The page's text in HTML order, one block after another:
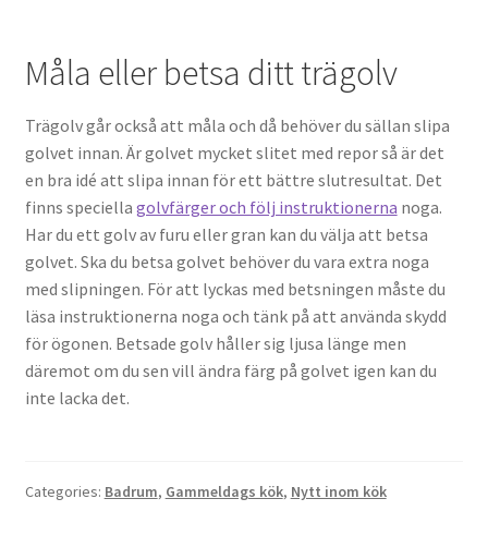
Måla eller betsa ditt trägolv
Trägolv går också att måla och då behöver du sällan slipa
golvet innan. Är golvet mycket slitet med repor så är det
en bra idé att slipa innan för ett bättre slutresultat. Det
finns speciella golvfärger och följ instruktionerna noga.
Har du ett golv av furu eller gran kan du välja att betsa
golvet. Ska du betsa golvet behöver du vara extra noga
med slipningen. För att lyckas med betsningen måste du
läsa instruktionerna noga och tänk på att använda skydd
för ögonen. Betsade golv håller sig ljusa länge men
däremot om du sen vill ändra färg på golvet igen kan du
inte lacka det.
Categories: Badrum, Gammeldags kök, Nytt inom kök